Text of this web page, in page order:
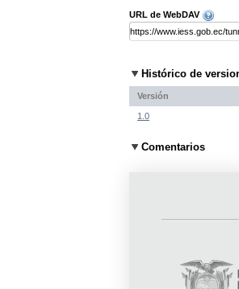
URL de WebDAV
Histórico de
Versión
1.0
Comentarios